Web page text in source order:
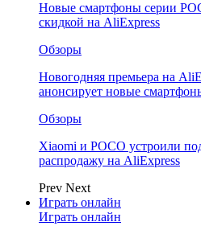
Новые смартфоны серии
скидкой на AliExpress
Обзоры
Новогодняя премьера на
анонсирует новые
Обзоры
Xiaomi и POCO устроили
распродажу на AliExpress
Prev Next
Играть онлайн
Играть онлайн